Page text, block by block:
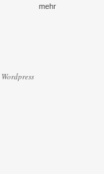
mehr
Wordpress